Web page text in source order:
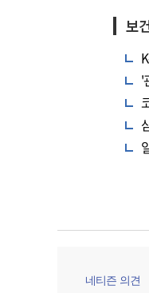
보
'
네티즌 의견